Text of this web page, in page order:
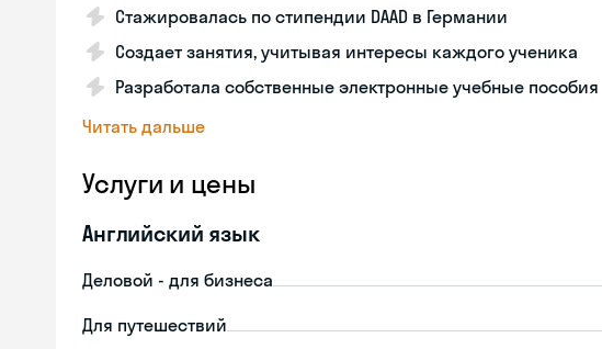
Стажировалась по стипендии DAAD в Германии
Создает занятия, учитывая интересы каждого ученика
Разработала собственные электронные учебные пособия
Читать дальше
Услуги и цены
Английский язык
Деловой - для бизнеса
Для путешествий